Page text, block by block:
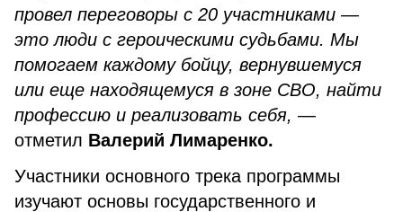
провел переговоры с 20 участниками —
это люди с героическими судьбами. Мы
помогаем каждому бойцу, вернувшемуся
или еще находящемуся в зоне СВО, найти
профессию и реализовать себя, —
отметил Валерий Лимаренко.
Участники основного трека программы
изучают основы государственного и